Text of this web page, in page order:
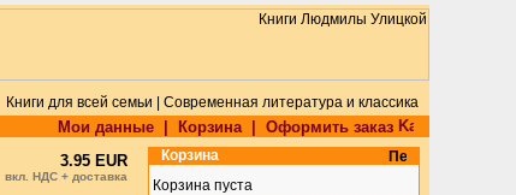
Книги для всей семьи | Современная литература и классика
Мои данные Корзина| Оформить заказ
3.95 EUR
вкл. НДС + доставка
Корзина
Корзина пуста